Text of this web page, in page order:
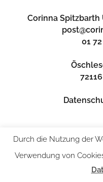
Corinna
01
Durch die Nutzung der
Verwendung von